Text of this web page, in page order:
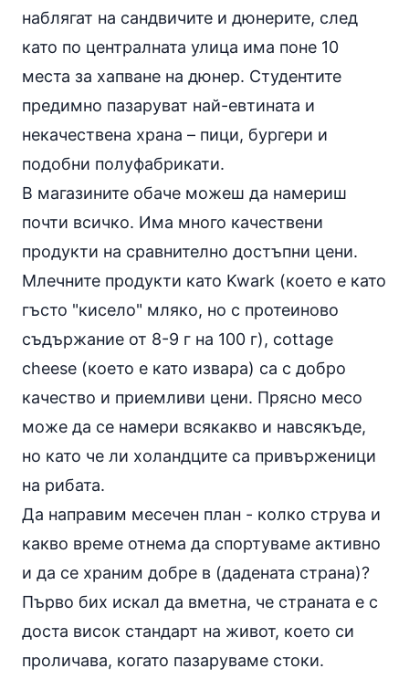
наблягат на сандвичите и дюнерите, след
като по централната улица има поне 10
места за хапване на дюнер. Студентите
предимно пазаруват най-евтината и
некачествена храна – пици, бургери и
подобни полуфабрикати.
В магазините обаче можеш да намериш
почти всичко. Има много качествени
продукти на сравнително достъпни цени.
Млечните продукти като Kwark (което е като
гъсто "кисело" мляко, но с протеиново
съдържание от 8-9 г на 100 г), cottage
cheese (което е като извара) са с добро
качество и приемливи цени. Прясно месо
може да се намери всякакво и навсякъде,
но като че ли холандците са привърженици
на рибата.
Да направим месечен план - колко струва и
какво време отнема да спортуваме активно
и да се храним добре в (дадената страна)?
Първо бих искал да вметна, че страната е с
доста висок стандарт на живот, което си
проличава, когато пазаруваме стоки.